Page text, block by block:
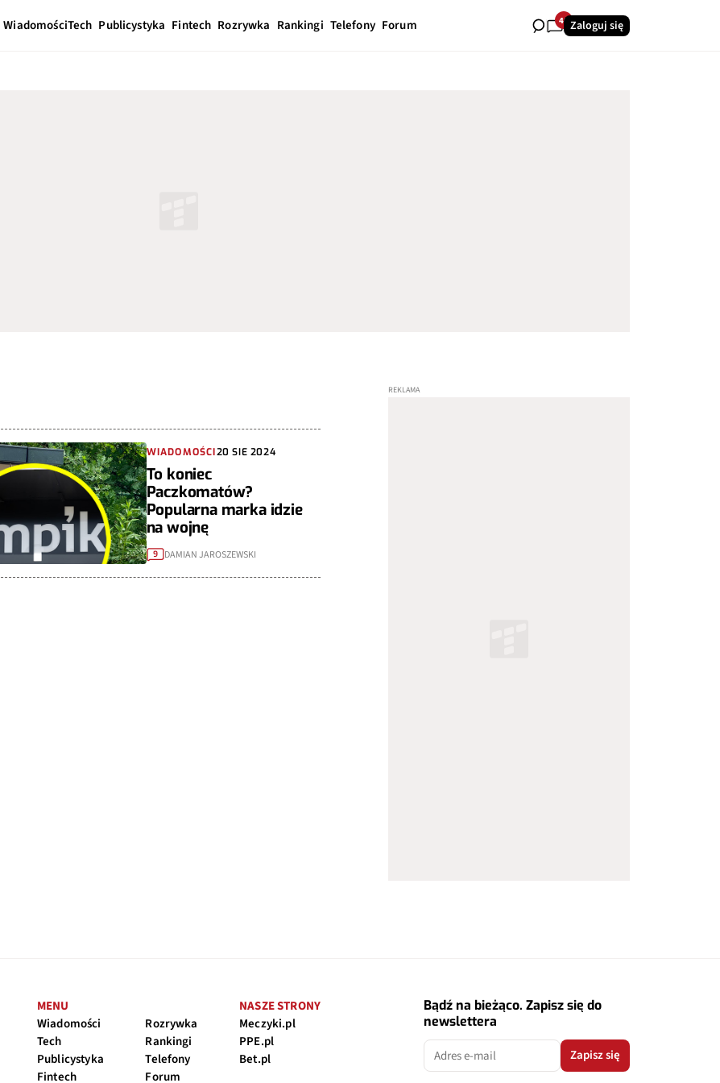
WiadomościTech Publicystyka Fintech Rozrywka Rankingi Telefony Forum 40Zaloguj się
WIADOMOŚCI20 SIE 2024
To koniec
Paczkomatów?
Popularna marka idzie
na wojnę
9 DAMIAN JAROSZEWSKI
MENU
Wiadomości
Tech
Publicystyka
Fintech
Rozrywka
Rankingi
Telefony
Forum
NASZE STRONY
Meczyki.pl
PPE.pl
Bet.pl
Bądź na bieżąco. Zapisz się do
newslettera
Zapisz się